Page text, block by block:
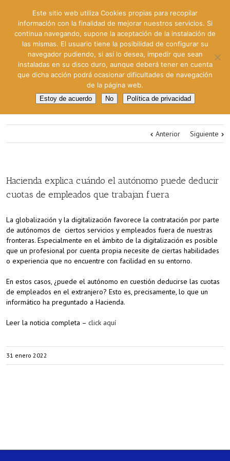
Anterior Siguiente
Hacienda explica cuándo el autónomo puede deducir
cuotas de empleados que trabajan fuera
La globalización y la digitalización favorece la contratación por parte
de autónomos de ciertos servicios y empleados fuera de nuestras
fronteras. Especialmente en el ámbito de la digitalización es posible
que un profesional por cuenta propia necesite de ciertas habilidades
o experiencia que no encuentre con facilidad en su entorno.
En estos casos, ¿puede el autónomo en cuestión deducirse las cuotas
de empleados en el extranjero? Esto es, precisamente, lo que un
informático ha preguntado a Hacienda.
Leer la noticia completa – click aquí
31 enero 2022
Este sitio web utiliza Cookies propias para recopilar
información con la finalidad de mejorar nuestros servicios. Si
continua navegando, supone la aceptación de la instalación de
las mismas. El usuario tiene la posibilidad de configurar su
navegador pudiendo, si así lo desea, impedir que sean
instaladas en su disco duro, aunque deberá tener en cuenta
que dicha acción podrá ocasionar dificultades de navegación
de la página web.
Estoy de acuerdo No Política de privacidad